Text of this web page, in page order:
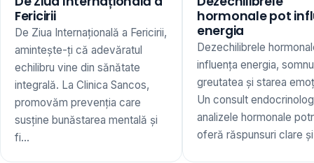
Fericirii
De Ziua Internațională a Fericirii,
amintește-ți că adevăratul
echilibru vine din sănătate
integrală. La Clinica Sancos,
promovăm prevenția care
susține bunăstarea mentală și
fi...
hormonale pot
energia
Dezechilibrele
influența energia,
greutatea și starea
Un consult
analizele hormonale
oferă răspunsuri clare